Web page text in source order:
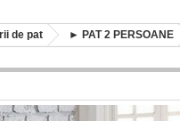
de pat ► PAT 2 PERSOANE